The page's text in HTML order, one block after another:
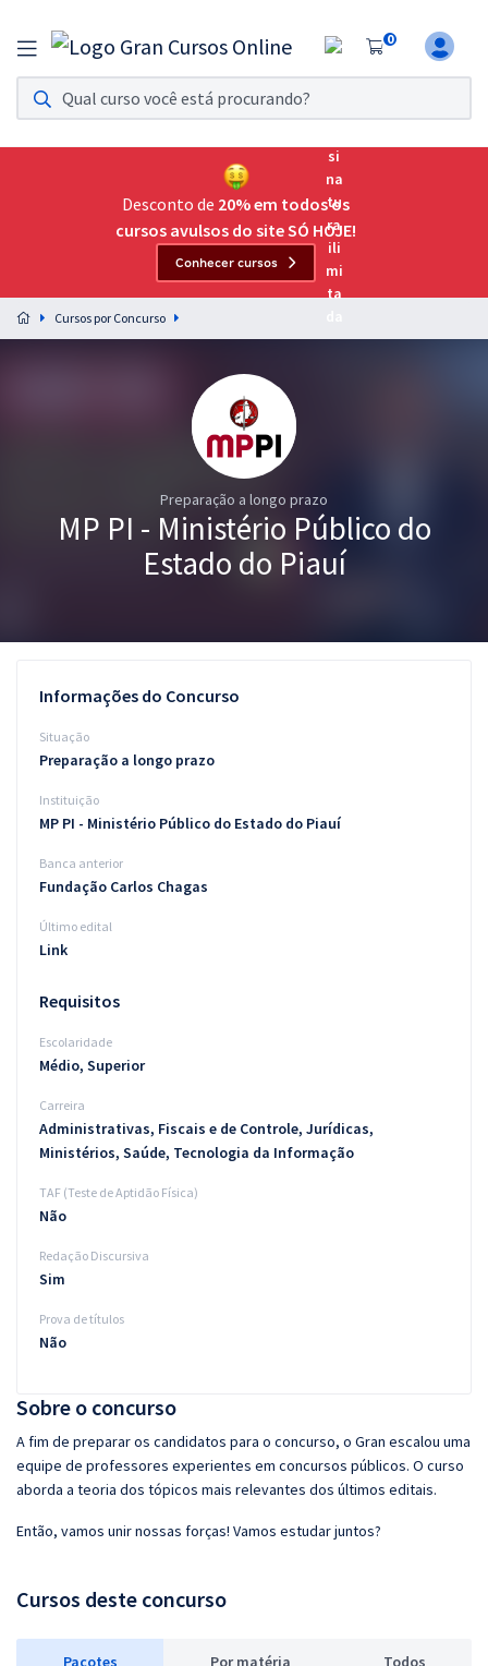
0
Assinatura Ilimitada 11
Acesso a todos os cursos. Teste grátis por 7 dias!
Assinatura OAB Até Passar
Acesso ilimitado a toda preparação para o Exame da
Preparação completa e intensiva para as principais
residências em saúde do Brasil
Conteúdo gratuito
Blog
Desconto de 20% em todos os
cursos avulsos do site SÓ HOJE!
Conhecer cursos
Cursos por Concurso
Preparação a longo prazo
MP PI - Ministério Público do
Estado do Piauí
Sobre o concurso
A fim de preparar os candidatos para o concurso, o Gran escalou uma
equipe de professores experientes em concursos públicos. O curso
aborda a teoria dos tópicos mais relevantes dos últimos editais.
Então, vamos unir nossas forças! Vamos estudar juntos?
Cursos deste concurso
Pacotes Por matéria Todos
Informações do Concurso
Situação
Preparação a longo prazo
Instituição
MP PI - Ministério Público do Estado do Piauí
Banca anterior
Fundação Carlos Chagas
Último edital
Link
Requisitos
Escolaridade
Médio, Superior
Carreira
Administrativas, Fiscais e de Controle, Jurídicas,
Ministérios, Saúde, Tecnologia da Informação
TAF (Teste de Aptidão Física)
Não
Redação Discursiva
Sim
Prova de títulos
Não